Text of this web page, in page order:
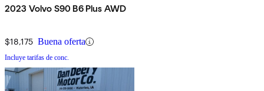
2023 Volvo S90 B6 Plus AWD
$18,175 Buena oferta
Incluye tarifas de conc.